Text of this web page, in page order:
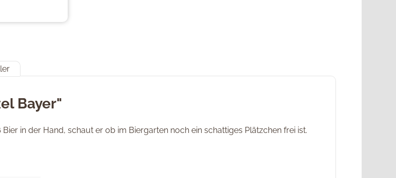
Bayer"
in der Hand, schaut er ob im Biergarten noch ein schattiges Plätzchen frei ist.